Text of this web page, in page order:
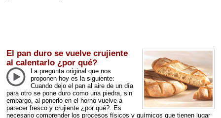
El pan duro se vuelve crujiente
al calentarlo ¿por qué?
La pregunta original que nos
proponen hoy es la siguiente:
Cuando dejo el pan al aire de un día
para otro se pone duro como una piedra, sin
embargo, al ponerlo en el horno vuelve a
parecer fresco y crujiente ¿por qué?. Es
necesario comprender los procesos físicos y químicos que tienen lugar